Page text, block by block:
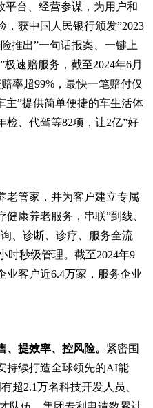
平台、经营参谋，为用户和
获中国人民银行颁发”2023
推出”一句话报案、一键上
速赔服务，截至2024年6月
率超99%，最快一笔赔付仅
主”提供简单便捷的车生活体
检、代驾等82项，让2亿”好
老管家，并为客户建立专属
康养老服务，串联”到线、
、诊断、诊疗、服务全流
时秒级管理。截至2024年9
业客户近6.4万家，服务企业
提效率、控风险。 紧密围
持续打造全球领先的AI能
超2.1万名科技开发人员、